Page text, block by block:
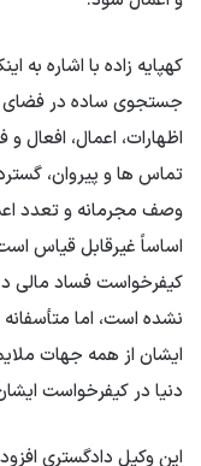
کهپایه زاده با اشاره
جستجوی ساده در فضای
اظهارات، اعمال، افعال
تماس ها و پیروان،
وصف مجرمانه و تعدد
اساساً غیرقابل قیاس
کیفرخواست فساد مالی
نشده است، اما
ایشان از همه جهات
دنیا در کیفرخواست
این وکیل دادگستری